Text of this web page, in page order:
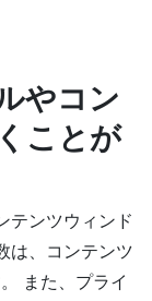
やコン
ことが
テンツウィンド
は、コンテンツ
また、プライ